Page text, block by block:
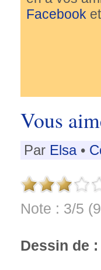
Facebook
Vous
Par Elsa•
Note : 3/5
Dessin de :